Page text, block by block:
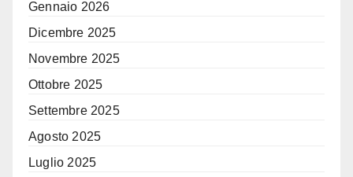
Gennaio 2026
Dicembre 2025
Novembre 2025
Ottobre 2025
Settembre 2025
Agosto 2025
Luglio 2025